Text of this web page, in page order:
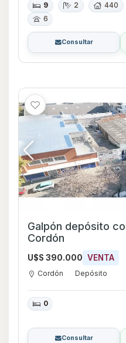
9 2 440
6
Consultar
Galpón depósito
Cordón
U$S 390.000 VENTA
Cordón Depósito
0
Consultar